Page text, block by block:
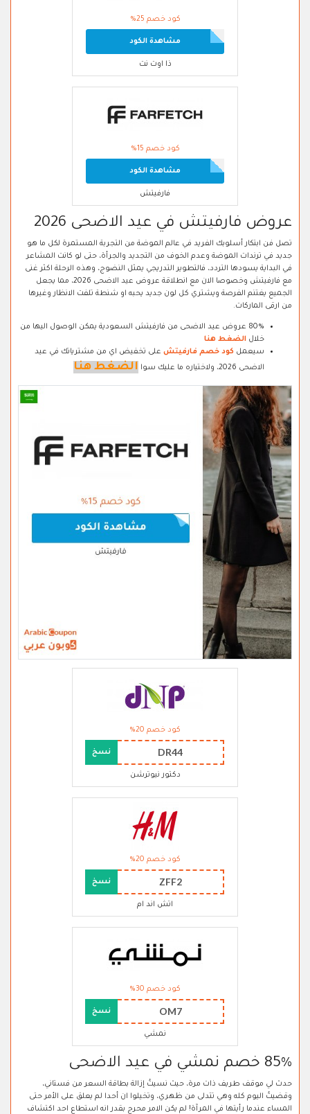
كود خصم 25%
مشاهدة الكود
ذا اوت نت
كود خصم 15%
مشاهدة الكود
فارفيتش
عروض فارفيتش في عيد الاضحى 2026
تصل فن ابتكار أسلوبك الفريد في عالم الموضة من التجربة المستمرة لكل ما هو
جديد في ترندات الموضة وعدم الخوف من التجديد والجرأة، حتى لو كانت المشاعر
في البداية يسودها التردد، فالتطوير التدريجي يمثل النضوج، وهذه الرحلة اكثر غنى
مع فارفيتش وخصوصا الان مع انطلاقة عروض عيد الاضحى 2026، مما يجعل
الجميع يغتنم الفرصة ويشتري كل لون جديد يحبه او شنطة تلفت الانظار وغيرها
من ارقى الماركات.
80% عروض عيد الاضحى من فارفيتش السعودية يمكن الوصول اليها من
خلال الضغط هنا
سيعمل كود خصم فارفيتش على تخفيض اي من مشترياتك في عيد
الاضحى 2026، ولاختياره ما عليك سوا
الضغط هنا
كود خصم 20%
DR44 نسخ
دكتور نيوترشن
كود خصم 20%
ZFF2 نسخ
اتش اند ام
كود خصم 30%
OM7 نسخ
نمشي
85% خصم نمشي في عيد الاضحى
حدث لي موقف طريف ذات مرة، حيث نسيتُ إزالة بطاقة السعر من فستاني،
وقضيتُ اليوم كله وهي تتدلى من ظهري، وتخيلوا ان أحدا لم يعلق على الأمر حتى
المساء عندما رأيتها في المرآة! لم يكن الامر محرج بقدر انه استطاع احد اكتشاف